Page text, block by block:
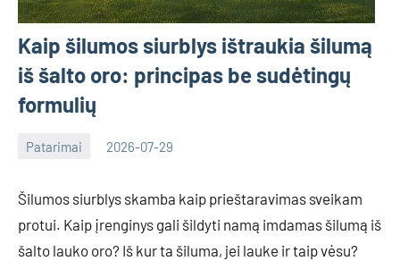
Kaip šilumos siurblys ištraukia šilumą
iš šalto oro: principas be sudėtingų
formulių
Patarimai 2026-07-29
Šilumos siurblys skamba kaip prieštaravimas sveikam
protui. Kaip įrenginys gali šildyti namą imdamas šilumą iš
šalto lauko oro? Iš kur ta šiluma, jei lauke ir taip vėsu?